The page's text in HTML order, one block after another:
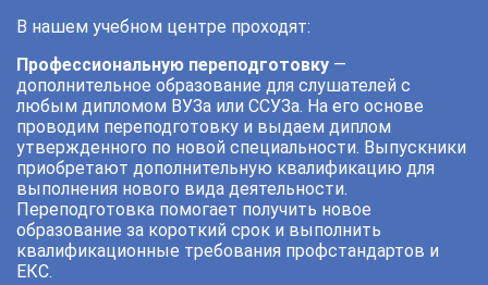
В нашем учебном центре проходят:
Профессиональную переподготовку —
дополнительное образование для слушателей с
любым дипломом ВУЗа или ССУЗа. На его основе
проводим переподготовку и выдаем диплом
утвержденного по новой специальности. Выпускники
приобретают дополнительную квалификацию для
выполнения нового вида деятельности.
Переподготовка помогает получить новое
образование за короткий срок и выполнить
квалификационные требования профстандартов и
ЕКС.